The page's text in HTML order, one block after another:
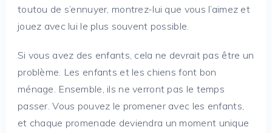
toutou de s’ennuyer, montrez-lui que vous l’aimez et
jouez avec lui le plus souvent possible.
Si vous avez des enfants, cela ne devrait pas être un
problème. Les enfants et les chiens font bon
ménage. Ensemble, ils ne verront pas le temps
passer. Vous pouvez le promener avec les enfants,
et chaque promenade deviendra un moment unique